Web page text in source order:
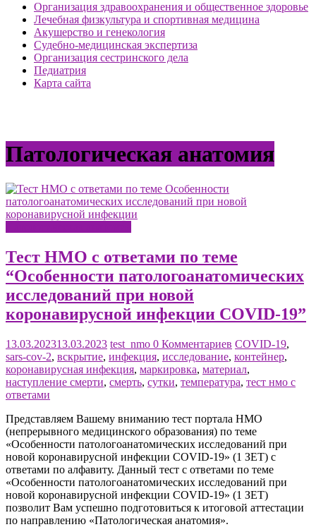
Организация здравоохранения и общественное здоровье
Лечебная физкультура и спортивная медицина
Акушерство и генекология
Судебно-медицинская экспертиза
Организация сестринского дела
Педиатрия
Карта сайта
Патологическая анатомия
Тест НМО с ответами по теме
“Особенности патологоанатомических
исследований при новой
коронавирусной инфекции COVID-19”
13.03.202313.03.2023 test_nmo 0 Комментариев COVID-19,
sars-cov-2, вскрытие, инфекция, исследование, контейнер,
коронавирусная инфекция, маркировка, материал,
наступление смерти, смерть, сутки, температура, тест нмо с
ответами
Представляем Вашему вниманию тест портала НМО
(непрерывного медицинского образования) по теме
«Особенности патологоанатомических исследований при
новой коронавирусной инфекции COVID-19» (1 ЗЕТ) с
ответами по алфавиту. Данный тест с ответами по теме
«Особенности патологоанатомических исследований при
новой коронавирусной инфекции COVID-19» (1 ЗЕТ)
позволит Вам успешно подготовиться к итоговой аттестации
по направлению «Патологическая анатомия».